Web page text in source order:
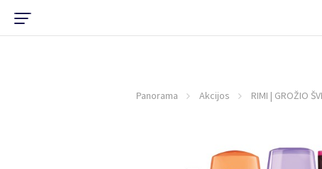
Panorama Akcijos RIMI | GROŽIO